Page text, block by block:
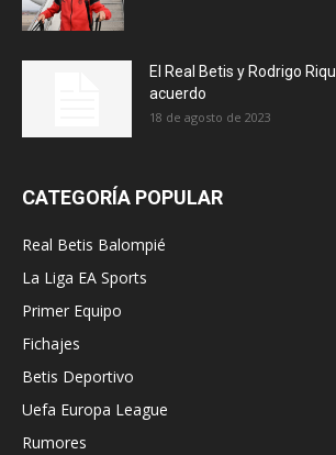
El Real Betis y Rodrigo
acuerdo
18 de agosto de 2023
CATEGORÍA POPULAR
Real Betis Balompié
La Liga EA Sports
Primer Equipo
Fichajes
Betis Deportivo
Uefa Europa League
Rumores